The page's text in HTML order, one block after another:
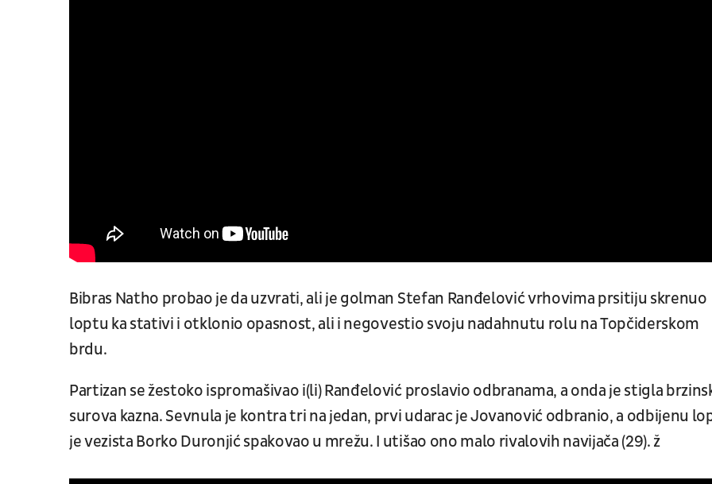
Bibras Natho probao je da uzvrati, ali je golman Stefan Ranđelović vrhovima prsitiju skrenuo
loptu ka stativi i otklonio opasnost, ali i negovestio svoju nadahnutu rolu na Topčiderskom
brdu.
Partizan se žestoko ispromašivao i(li) Ranđelović proslavio odbranama, a onda je stigla
surova kazna. Sevnula je kontra tri na jedan, prvi udarac je Jovanović odbranio, a odbijenu
je vezista Borko Duronjić spakovao u mrežu. I utišao ono malo rivalovih navijača (29). ž